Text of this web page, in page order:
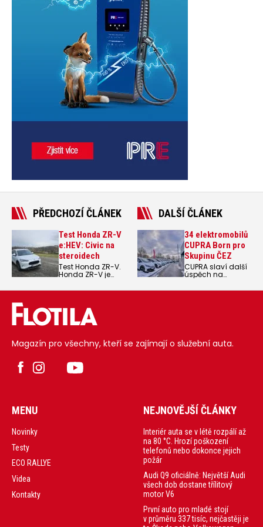
PŘEDCHOZÍ ČLÁNEK
Test Honda ZR-V
e:HEV: Civic na
steroidech
Test Honda ZR-V.
Honda ZR-V je
českých silnicích
DALŠÍ ČLÁNEK
34 elektromobilů
CUPRA Born pro
Skupinu ČEZ
CUPRA slaví další
úspěch na
Autocentru
Magazín pro všechny, kteří se zajímají o služební auta.
MENU
Novinky
Testy
ECO RALLYE
Videa
Kontakty
NEJNOVĚJŠÍ ČLÁNKY
Interiér auta se v létě rozpálí až
na 80 °C. Hrozí poškození
telefonů nebo dokonce jejich
požár
Audi Q9 oficiálně: Největší Audi
všech dob dostane třílitový
motor V6
První auto pro mladé stojí
v průměru 337 tisíc, nejčastěji je